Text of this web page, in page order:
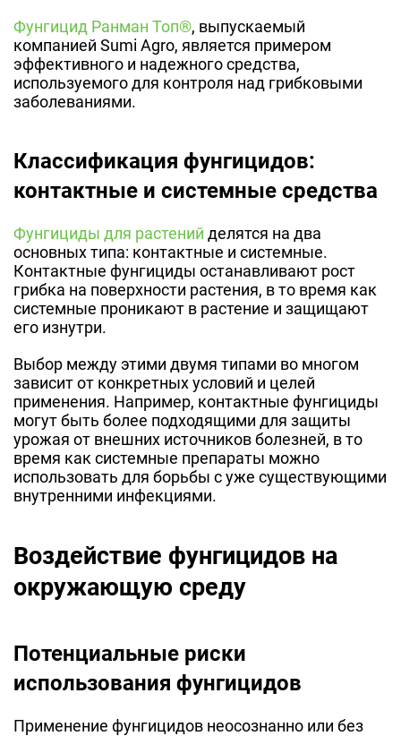
Фунгицид Ранман Топ®, выпускаемый
компанией Sumi Agro, является примером
эффективного и надежного средства,
используемого для контроля над грибковыми
заболеваниями.
Классификация фунгицидов:
контактные и системные средства
Фунгициды для растений делятся на два
основных типа: контактные и системные.
Контактные фунгициды останавливают рост
грибка на поверхности растения, в то время как
системные проникают в растение и защищают
его изнутри.
Выбор между этими двумя типами во многом
зависит от конкретных условий и целей
применения. Например, контактные фунгициды
могут быть более подходящими для защиты
урожая от внешних источников болезней, в то
время как системные препараты можно
использовать для борьбы с уже существующими
внутренними инфекциями.
Воздействие фунгицидов на
окружающую среду
Потенциальные риски
использования фунгицидов
Применение фунгицидов неосознанно или без